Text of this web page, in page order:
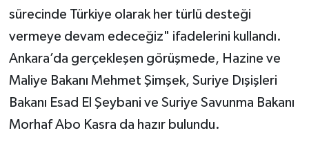
sürecinde Türkiye olarak her türlü desteği
vermeye devam edeceğiz" ifadelerini kullandı.
Ankara’da gerçekleşen görüşmede, Hazine ve
Maliye Bakanı Mehmet Şimşek, Suriye Dışişleri
Bakanı Esad El Şeybani ve Suriye Savunma Bakanı
Morhaf Abo Kasra da hazır bulundu.